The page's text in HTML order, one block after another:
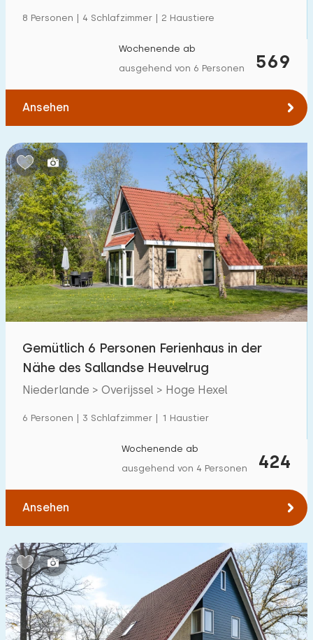
Einfamilienhaus
Tiny house 3
Hausboot
Kinderfreundlich
Kindermöbel 6
Eingezäunter Garten 6
Spielgeräte im Garten 7
Hallenbad 60
Kinderanimation
Kindereinrichtungen im Park
Eingeschränkte Mobilität
2
Hilfsmittel 7
8 Personen | 4 Schlafzimmer | 2 Haustiere
569
Wochenende ab
ausgehend von 6 Personen
Ansehen
Gemütlich 6 Personen Ferienhaus in der
Nähe des Sallandse Heuvelrug
Niederlande > Overijssel > Hoge Hexel
6 Personen | 3 Schlafzimmer | 1 Haustier
424
Wochenende ab
ausgehend von 4 Personen
Ansehen